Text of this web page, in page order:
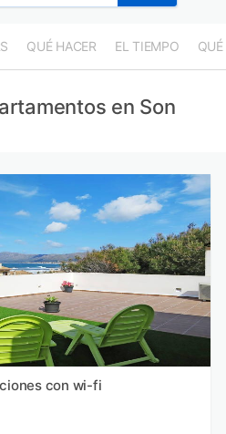
QUÉ HACER EL TIEMPO QUÉ
en Son
con wi-fi